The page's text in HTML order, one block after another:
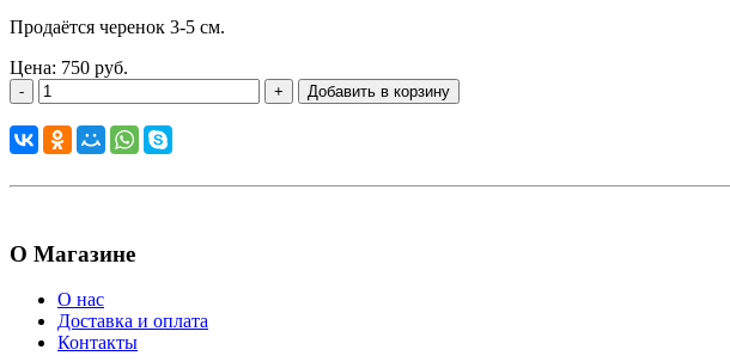
Продаётся черенок 3-5 см.
Цена: 750 руб.
- + Добавить в корзину
О Магазине
О нас
Доставка и оплата
Контакты